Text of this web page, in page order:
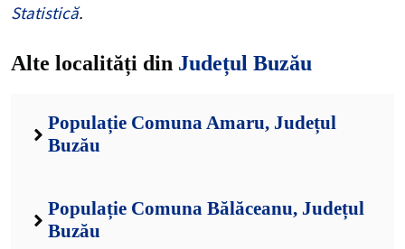
Statistică.
Alte localități din Județul Buzău
Populație Comuna Amaru, Județul
Buzău
Populație Comuna Bălăceanu, Județul
Buzău